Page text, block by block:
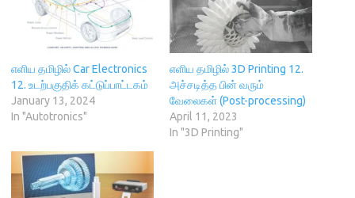
p
e
n
n
e
w
w
i
n
w
)
e
n
s
i
n
e
w
w
i
n
d
)
i
n
d
o
O
p
e
n
s
i
n
n
e
w
w
i
n
d
எளிய தமிழில் Car Electronics
12. உடற்பகுதிக் கட்டுப்பாட்டகம்
January 13, 2024
In "Autotronics"
எளிய தமிழில் 3D Printing 12.
அச்சடித்த பின் வரும்
வேலைகள் (Post-processing)
April 11, 2023
In "3D Printing"